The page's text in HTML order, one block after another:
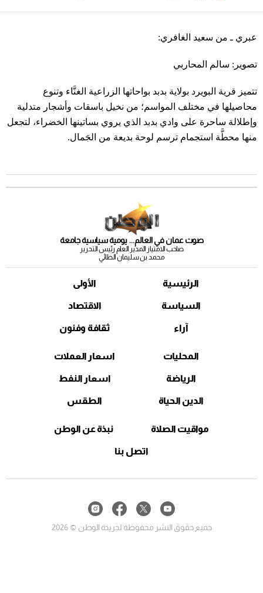
عبري ـ من سعيد الغافري:
تصوير: سالم المحاربي
تتميز قرية البويرد بولاية بدبد بواحاتها الزراعية الغنَّاء وتنوع
محاصيلها في مختلف المواسم؛ من نخيل باسقات وأشجار متدلية
وإطلالة ساحرة على وادي بدبد الذي يروي بساتينها الخضراء، لتجعل
منها محطَّة استجمام ترسم لوحة بديعة من الجَمال.
صوت عمان في العالم... يومية سياسية جامعة
صاحب الامتياز المدير العام رئيس التحرير
محمد بن سليمان الطائي
الرئيسية
السياسة
آراء
الأولى
الاقتصاد
ثقافة وفنون
المحليات
الرياضة
الدين الحياة
اسعار العملات
اسعار النفط
الطقس
مواقيت الصلاة نبذة عن الوطن
اتصل بنا
جميع حقوق النشر محفوظة لجريدة الوطن © 2026